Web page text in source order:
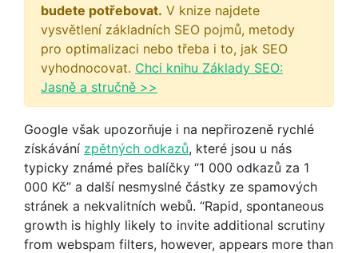
budete potřebovat. V knize najdete
vysvětlení základních SEO pojmů, metody
pro optimalizaci nebo třeba i to, jak SEO
vyhodnocovat. Chci knihu Základy SEO:
Jasně a stručně >>
Google však upozorňuje i na nepřirozeně rychlé
získávání zpětných odkazů, které jsou u nás
typicky známé přes balíčky “1 000 odkazů za 1
000 Kč” a další nesmyslné částky ze spamových
stránek a nekvalitních webů. “Rapid, spontaneous
growth is highly likely to invite additional scrutiny
from webspam filters, however, appears more than